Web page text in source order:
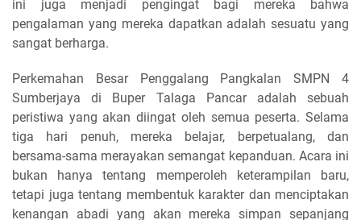
ini juga menjadi pengingat bagi mereka bahwa
pengalaman yang mereka dapatkan adalah sesuatu yang
sangat berharga.
Perkemahan Besar Penggalang Pangkalan SMPN 4
Sumberjaya di Buper Talaga Pancar adalah sebuah
peristiwa yang akan diingat oleh semua peserta. Selama
tiga hari penuh, mereka belajar, berpetualang, dan
bersama-sama merayakan semangat kepanduan. Acara ini
bukan hanya tentang memperoleh keterampilan baru,
tetapi juga tentang membentuk karakter dan menciptakan
kenangan abadi yang akan mereka simpan sepanjang